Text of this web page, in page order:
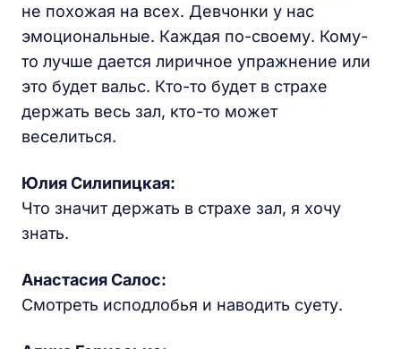
не похожая на всех. Девчонки у нас
эмоциональные. Каждая по-своему. Кому-
то лучше дается лиричное упражнение или
это будет вальс. Кто-то будет в страхе
держать весь зал, кто-то может
веселиться.
Юлия Силипицкая:
Что значит держать в страхе зал, я хочу
знать.
Анастасия Салос:
Смотреть исподлобья и наводить суету.